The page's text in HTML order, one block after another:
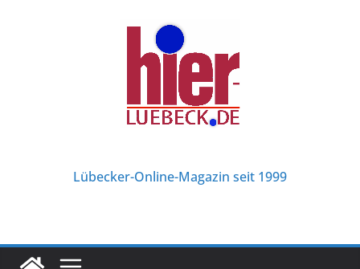
Lübecker-Online-Magazin seit 1999